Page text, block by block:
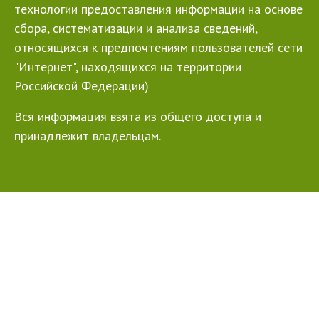
технологии предоставления информации на основе
сбора, систематизации и анализа сведений,
относящихся к предпочтениям пользователей сети
"Интернет", находящихся на территории
Российской Федерации)
Вся информация взята из общего доступа и
принадлежит владельцам.